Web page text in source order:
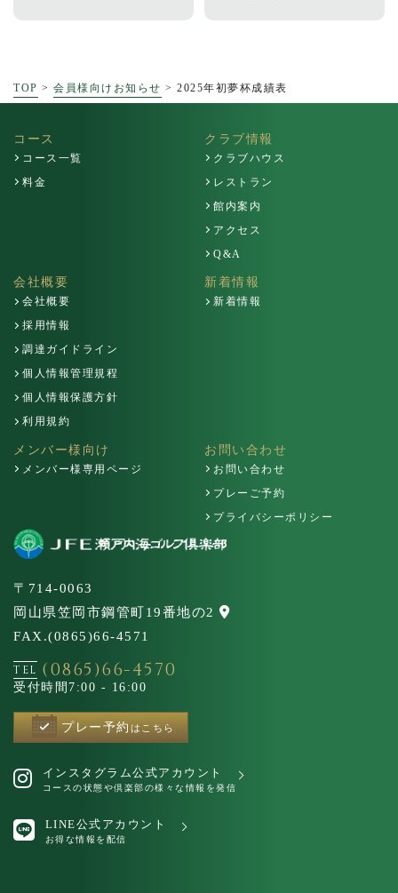
TOP > 会員様向けお知らせ > 2025年初夢杯成績表
コース
コース一覧
料金
クラブ情報
クラブハウス
レストラン
館内案内
アクセス
Q&A
会社概要
会社概要
採用情報
調達ガイドライン
個人情報管理規程
個人情報保護方針
利用規約
新着情報
新着情報
メンバー様向け
メンバー様専用ページ
お問い合わせ
お問い合わせ
プレーご予約
プライバシーポリシー
〒714-0063
岡山県笠岡市鋼管町19番地の2
FAX.(0865)66-4571
TEL (0865)66-4570
受付時間 7:00 - 16:00
プレー予約 はこちら
インスタグラム公式アカウント
コースの状態や倶楽部の様々な情報を発信
LINE公式アカウント
お得な情報を配信